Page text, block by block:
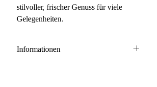
stilvoller, frischer Genuss für viele
Gelegenheiten.
Informationen